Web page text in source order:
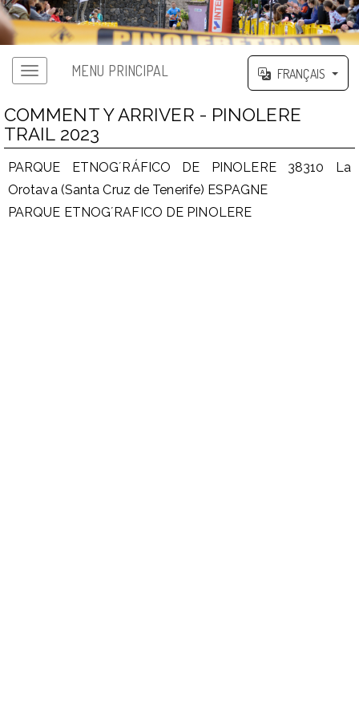
MENU PRINCIPAL FRANÇAIS
COMMENT Y ARRIVER - PINOLERE
TRAIL 2023
PARQUE ETNOG´RÁFICO DE PINOLERE 38310 La
Orotava (Santa Cruz de Tenerife) ESPAGNE
PARQUE ETNOG´RAFICO DE PINOLERE